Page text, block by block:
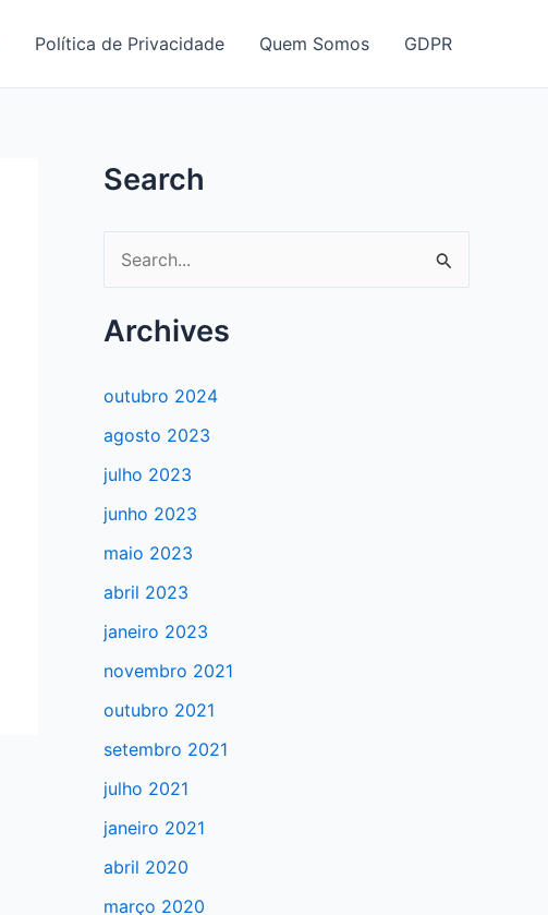
Política de Privacidade Quem Somos GDPR
Search
e
s
u
a
r
p
o
r
:
Archives
outubro 2024
agosto 2023
julho 2023
junho 2023
maio 2023
abril 2023
janeiro 2023
novembro 2021
outubro 2021
setembro 2021
julho 2021
janeiro 2021
abril 2020
março 2020